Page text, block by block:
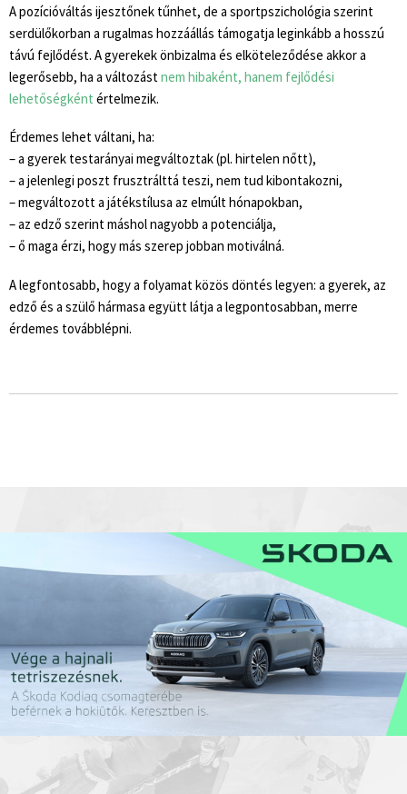
A pozícióváltás ijesztőnek tűnhet, de a sportpszichológia szerint
serdülőkorban a rugalmas hozzáállás támogatja leginkább a hosszú
távú fejlődést. A gyerekek önbizalma és elköteleződése akkor a
legerősebb, ha a változást nem hibaként, hanem fejlődési
lehetőségként értelmezik.
Érdemes lehet váltani, ha:
– a gyerek testarányai megváltoztak (pl. hirtelen nőtt),
– a jelenlegi poszt frusztrálttá teszi, nem tud kibontakozni,
– megváltozott a játékstílusa az elmúlt hónapokban,
– az edző szerint máshol nagyobb a potenciálja,
– ő maga érzi, hogy más szerep jobban motiválná.
A legfontosabb, hogy a folyamat közös döntés legyen: a gyerek, az
edző és a szülő hármasa együtt látja a legpontosabban, merre
érdemes továbblépni.